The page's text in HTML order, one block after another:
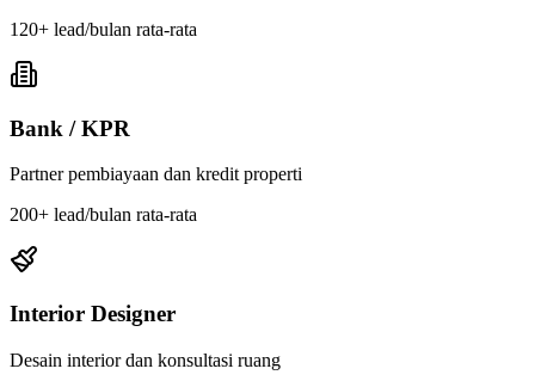
120+ lead/bulan rata-rata
Bank / KPR
Partner pembiayaan dan kredit properti
200+ lead/bulan rata-rata
Interior Designer
Desain interior dan konsultasi ruang